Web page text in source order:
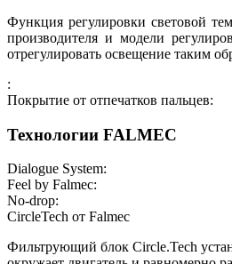
Функция регулировки световой
производителя и модели
отрегулировать освещение таким
:
Покрытие от отпечатков пальцев:
Технологии FALMEC
Dialogue System:
Feel by Falmec:
No-drop:
СircleTech от Falmec
Фильтрующий блок Circle.Tech